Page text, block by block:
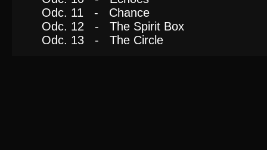
Odc. 11 - Chance
Odc. 12 - The Spirit Box
Odc. 13 - The Circle